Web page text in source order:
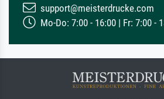
support@meisterdrucke.com
Mo-Do: 7:00 - 16:00 | Fr: 7:00 -